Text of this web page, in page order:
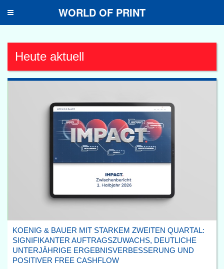
Toggle
WORLD OF PRINT
Heute aktuell
KOENIG & BAUER MIT STARKEM ZWEITEN QUARTAL:
SIGNIFIKANTER AUFTRAGSZUWACHS, DEUTLICHE
UNTERJÄHRIGE ERGEBNISVERBESSERUNG UND
POSITIVER FREE CASHFLOW